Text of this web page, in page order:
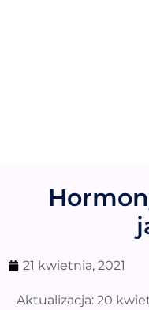
21 kwietnia, 2021
Aktualizacja: 20